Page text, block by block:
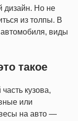
дизайн. Но не
из толпы. В
автомобиля, виды
такое
кузова,
или
на авто —